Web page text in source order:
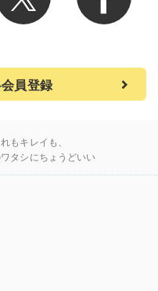
員登録
もキレイも、
タシにちょうどいい